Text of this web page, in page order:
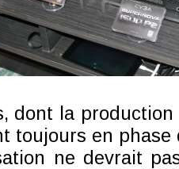
dont la
toujours en
ne devrait